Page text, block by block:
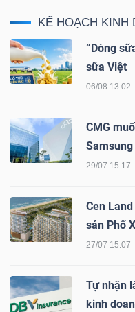
KẾ HOẠCH KINH
“Dòng
sữa Việt
06/08 13:02
CMG
Samsung
29/07 15:17
Cen
sản Phố
27/07 15:07
Tự nhận
kinh
DỮ
LIỆU
Ngành
VS-
SECTOR